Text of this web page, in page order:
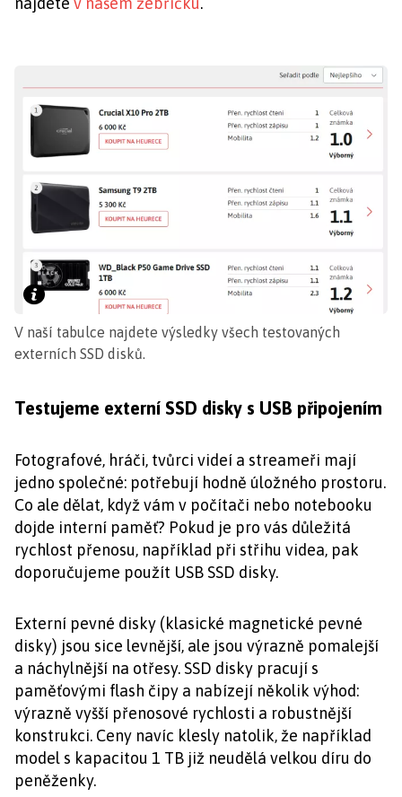
V naší tabulce najdete výsledky všech testovaných
externích SSD disků.
Testujeme externí SSD disky s USB připojením
Fotografové, hráči, tvůrci videí a streameři mají
jedno společné: potřebují hodně úložného prostoru.
Co ale dělat, když vám v počítači nebo notebooku
dojde interní paměť? Pokud je pro vás důležitá
rychlost přenosu, například při střihu videa, pak
doporučujeme použít USB SSD disky.
Externí pevné disky (klasické magnetické pevné
disky) jsou sice levnější, ale jsou výrazně pomalejší
a náchylnější na otřesy. SSD disky pracují s
paměťovými flash čipy a nabízejí několik výhod:
výrazně vyšší přenosové rychlosti a robustnější
konstrukci. Ceny navíc klesly natolik, že například
model s kapacitou 1 TB již neudělá velkou díru do
peněženky.